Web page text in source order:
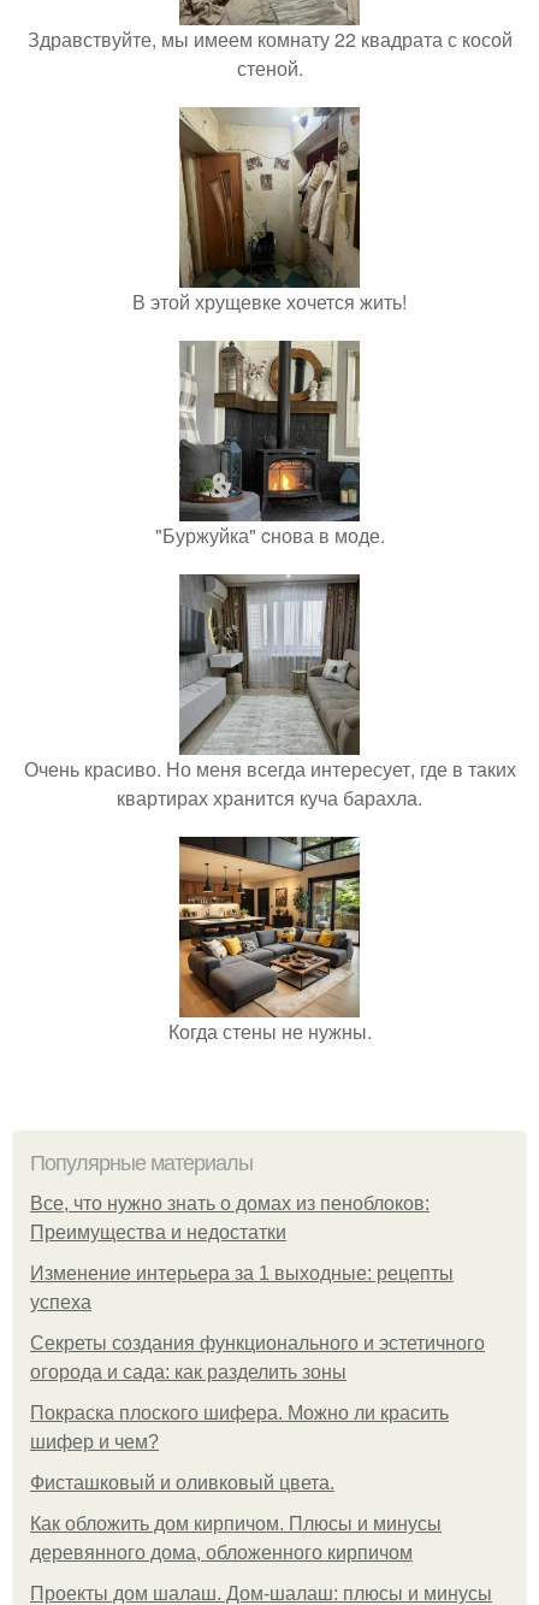
Здравствуйте, мы имеем комнату 22 квадрата с косой
стеной.
В этой хрущевке хочется жить!
"Буржуйка" cнова в моде.
Очень красиво. Но меня всегда интересует, где в таких
квартирах хранится куча барахла.
Когда стены не нужны.
Популярные материалы
Все, что нужно знать о домах из пеноблоков:
Преимущества и недостатки
Изменение интерьера за 1 выходные: рецепты
успеха
Секреты создания функционального и эстетичного
огорода и сада: как разделить зоны
Покраска плоского шифера. Можно ли красить
шифер и чем?
Фисташковый и оливковый цвета.
Как обложить дом кирпичом. Плюсы и минусы
деревянного дома, обложенного кирпичом
Проекты дом шалаш. Дом-шалаш: плюсы и минусы